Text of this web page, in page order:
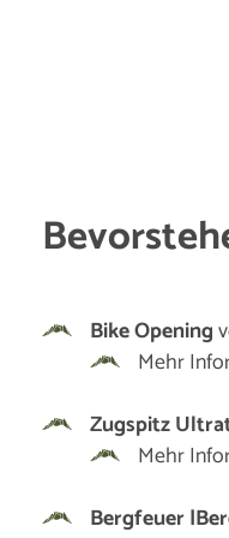
Bike Opening
Mehr
Zugspitz
Mehr
Bergfeuer